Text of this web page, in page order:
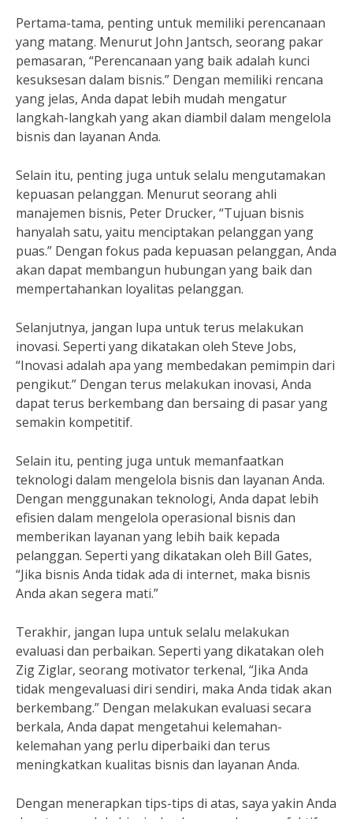
Pertama-tama, penting untuk memiliki perencanaan
yang matang. Menurut John Jantsch, seorang pakar
pemasaran, “Perencanaan yang baik adalah kunci
kesuksesan dalam bisnis.” Dengan memiliki rencana
yang jelas, Anda dapat lebih mudah mengatur
langkah-langkah yang akan diambil dalam mengelola
bisnis dan layanan Anda.
Selain itu, penting juga untuk selalu mengutamakan
kepuasan pelanggan. Menurut seorang ahli
manajemen bisnis, Peter Drucker, “Tujuan bisnis
hanyalah satu, yaitu menciptakan pelanggan yang
puas.” Dengan fokus pada kepuasan pelanggan, Anda
akan dapat membangun hubungan yang baik dan
mempertahankan loyalitas pelanggan.
Selanjutnya, jangan lupa untuk terus melakukan
inovasi. Seperti yang dikatakan oleh Steve Jobs,
“Inovasi adalah apa yang membedakan pemimpin dari
pengikut.” Dengan terus melakukan inovasi, Anda
dapat terus berkembang dan bersaing di pasar yang
semakin kompetitif.
Selain itu, penting juga untuk memanfaatkan
teknologi dalam mengelola bisnis dan layanan Anda.
Dengan menggunakan teknologi, Anda dapat lebih
efisien dalam mengelola operasional bisnis dan
memberikan layanan yang lebih baik kepada
pelanggan. Seperti yang dikatakan oleh Bill Gates,
“Jika bisnis Anda tidak ada di internet, maka bisnis
Anda akan segera mati.”
Terakhir, jangan lupa untuk selalu melakukan
evaluasi dan perbaikan. Seperti yang dikatakan oleh
Zig Ziglar, seorang motivator terkenal, “Jika Anda
tidak mengevaluasi diri sendiri, maka Anda tidak akan
berkembang.” Dengan melakukan evaluasi secara
berkala, Anda dapat mengetahui kelemahan-
kelemahan yang perlu diperbaiki dan terus
meningkatkan kualitas bisnis dan layanan Anda.
Dengan menerapkan tips-tips di atas, saya yakin Anda